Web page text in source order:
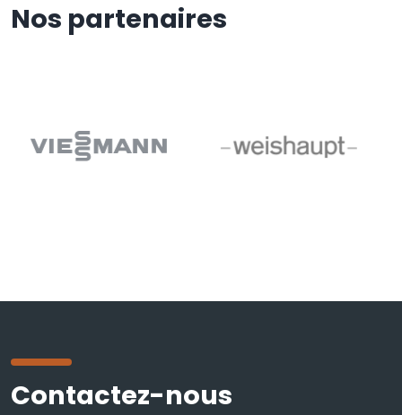
Nos partenaires
Contactez-nous